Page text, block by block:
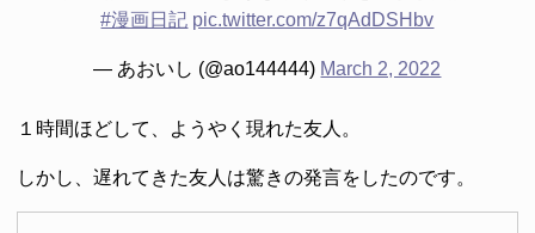
#漫画日記 pic.twitter.com/z7qAdDSHbv
— あおいし (@ao144444) March 2, 2022
１時間ほどして、ようやく現れた友人。
しかし、遅れてきた友人は驚きの発言をしたのです。